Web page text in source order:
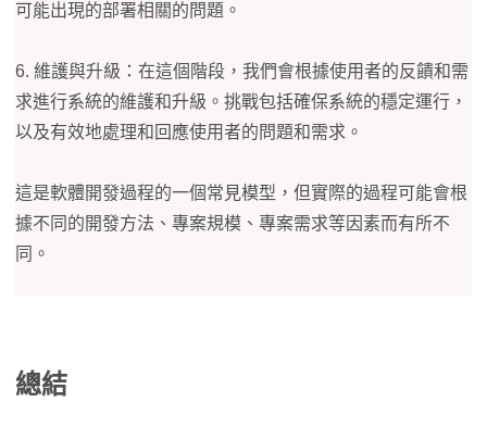
可能出現的部署相關的問題。
6. 維護與升級：在這個階段，我們會根據使用者的反饋和需
求進行系統的維護和升級。挑戰包括確保系統的穩定運行，
以及有效地處理和回應使用者的問題和需求。
這是軟體開發過程的一個常見模型，但實際的過程可能會根
據不同的開發方法、專案規模、專案需求等因素而有所不
同。
總結